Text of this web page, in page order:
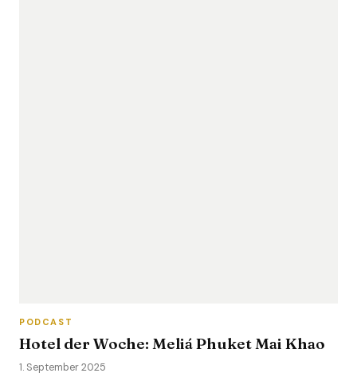
PODCAST
Hotel der Woche: Meliá Phuket Mai Khao
1. September 2025